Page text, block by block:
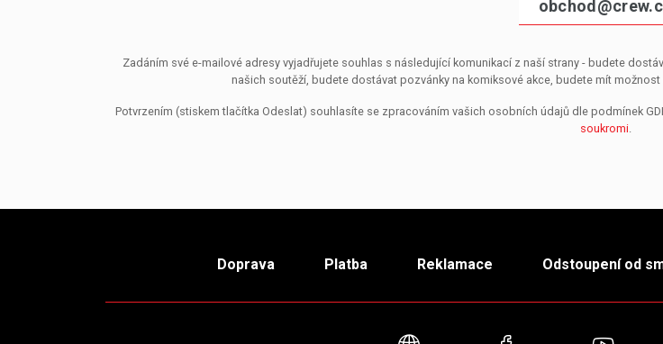
Zadáním své e-mailové adresy vyjadřujete souhlas s následující komunikací z naší strany - budete
našich soutěží, budete dostávat pozvánky na komiksové akce, budete mít
Potvrzením (stiskem tlačítka Odeslat) souhlasíte se zpracováním vašich osobních údajů dle podmínek
soukromi.
Doprava Platba Reklamace Odstoupení od